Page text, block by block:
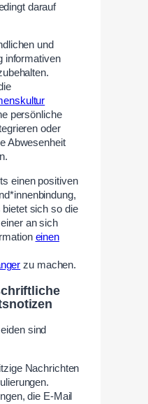
darauf
und
informativen
persönliche
oder
Abwesenheit
einen positiven
sich so die
an sich
einen
zu machen.
sind
Nachrichten
die E-Mail